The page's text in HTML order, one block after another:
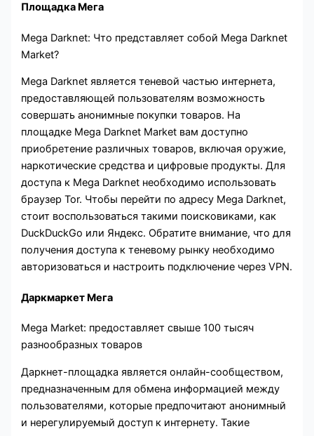
Площадка Мега
Mega Darknet: Что представляет собой Mega Darknet
Market?
Mega Darknet является теневой частью интернета,
предоставляющей пользователям возможность
совершать анонимные покупки товаров. На
площадке Mega Darknet Market вам доступно
приобретение различных товаров, включая оружие,
наркотические средства и цифровые продукты. Для
доступа к Mega Darknet необходимо использовать
браузер Tor. Чтобы перейти по адресу Mega Darknet,
стоит воспользоваться такими поисковиками, как
DuckDuckGo или Яндекс. Обратите внимание, что для
получения доступа к теневому рынку необходимо
авторизоваться и настроить подключение через VPN.
Даркмаркет Мега
Mega Market: предоставляет свыше 100 тысяч
разнообразных товаров
Даркнет-площадка является онлайн-сообществом,
предназначенным для обмена информацией между
пользователями, которые предпочитают анонимный
и нерегулируемый доступ к интернету. Такие